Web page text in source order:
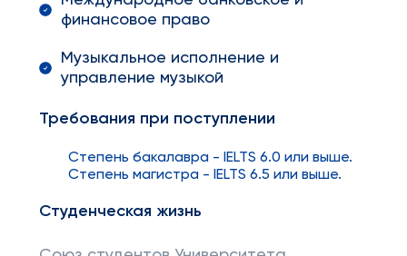
финансовое право
Музыкальное исполнение и
управление музыкой
Требования при поступлении
Степень бакалавра - IELTS 6.0 или выше.
Степень магистра - IELTS 6.5 или выше.
Студенческая жизнь